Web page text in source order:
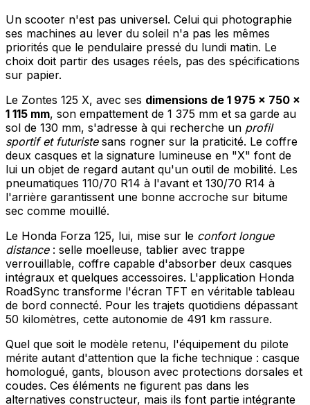
Un scooter n'est pas universel. Celui qui photographie
ses machines au lever du soleil n'a pas les mêmes
priorités que le pendulaire pressé du lundi matin. Le
choix doit partir des usages réels, pas des spécifications
sur papier.
Le Zontes 125 X, avec ses dimensions de 1 975 × 750 ×
1 115 mm, son empattement de 1 375 mm et sa garde au
sol de 130 mm, s'adresse à qui recherche un profil
sportif et futuristesans rogner sur la praticité. Le coffre
deux casques et la signature lumineuse en "X" font de
lui un objet de regard autant qu'un outil de mobilité. Les
pneumatiques 110/70 R14 à l'avant et 130/70 R14 à
l'arrière garantissent une bonne accroche sur bitume
sec comme mouillé.
Le Honda Forza 125, lui, mise sur le confort longue
distance: selle moelleuse, tablier avec trappe
verrouillable, coffre capable d'absorber deux casques
intégraux et quelques accessoires. L'application Honda
RoadSync transforme l'écran TFT en véritable tableau
de bord connecté. Pour les trajets quotidiens dépassant
50 kilomètres, cette autonomie de 491 km rassure.
Quel que soit le modèle retenu, l'équipement du pilote
mérite autant d'attention que la fiche technique : casque
homologué, gants, blouson avec protections dorsales et
coudes. Ces éléments ne figurent pas dans les
alternatives constructeur, mais ils font partie intégrante